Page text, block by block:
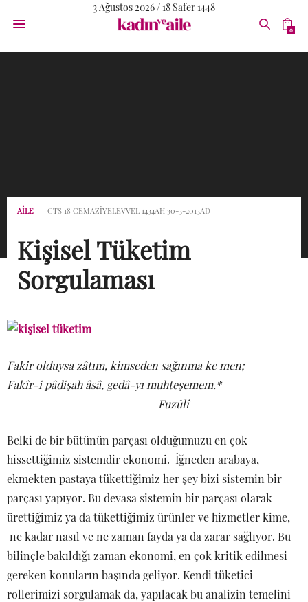
3 Ağustos 2026 / 18 Safer 1448
0
AİLE CTS 18 CEMAZIYELEVVEL 1434AH 30-3-2013AD
Kişisel Tüketim
Sorgulaması
Fakir olduysa zâtım, kimseden sağınma ke men;
Fakîr-i pâdişah âsâ, gedâ-yı muhteşemem.*
Fuzûlî
Belki de bir bütünün parçası olduğumuzu en çok
hissettiğimiz sistemdir ekonomi. İğneden arabaya,
ekmekten pastaya tükettiğimiz her şey bizi sistemin bir
parçası yapıyor. Bu devasa sistemin bir parçası olarak
ürettiğimiz ya da tükettiğimiz ürünler ve hizmetler kime,
ne kadar nasıl ve ne zaman fayda ya da zarar sağlıyor. Bu
bilinçle bakıldığı zaman ekonomi, en çok kritik edilmesi
gereken konuların başında geliyor. Kendi tüketici
rollerimizi sorgulamak da, yapılacak bu analizin temelini